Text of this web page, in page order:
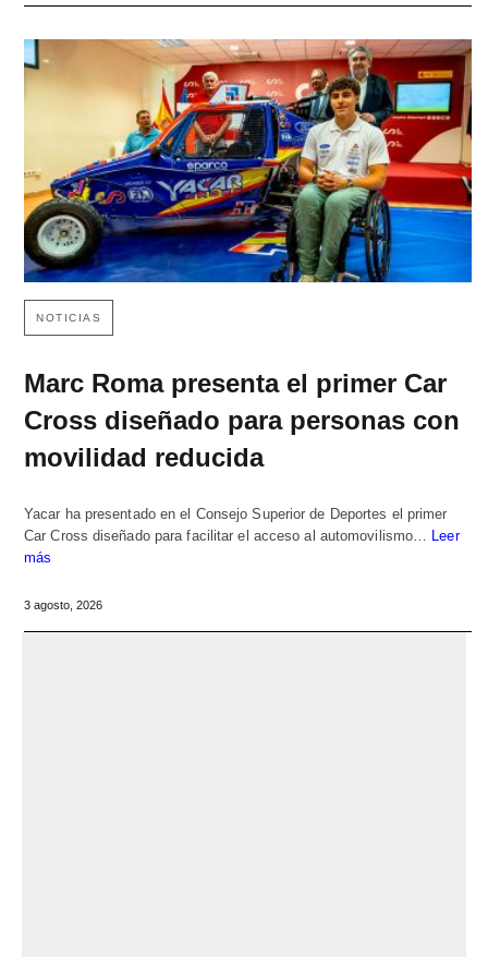
NOTICIAS
Marc Roma presenta el primer Car
Cross diseñado para personas con
movilidad reducida
Yacar ha presentado en el Consejo Superior de Deportes el primer
Car Cross diseñado para facilitar el acceso al automovilismo… Leer
más
3 agosto, 2026